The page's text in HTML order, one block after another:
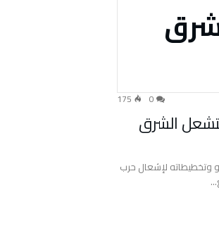
175
الشرق
وتخطيطاته لإشعال حرب